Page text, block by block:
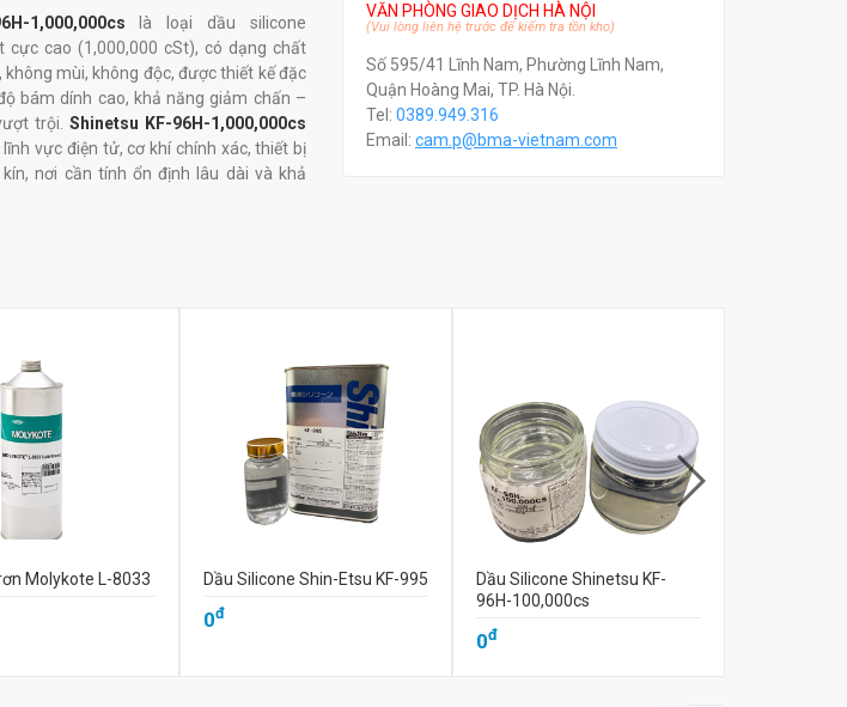
1,000,000cs là loại dầu silicone
cực cao (1,000,000 cSt), có dạng chất
mùi, không độc, được thiết kế đặc
bám dính cao, khả năng giảm chấn –
trội.Shinetsu KF-96H-1,000,000cs
vực điện tử, cơ khí chính xác, thiết bị
nơi cần tính ổn định lâu dài và khả
VĂN PHÒNG GIAO DỊCH HÀ NỘI
(Vui lòng liên hệ trước để kiểm tra tồn kho)
Số 595/41 Lĩnh Nam, Phường Lĩnh Nam,
Quận Hoàng Mai, TP. Hà Nội.
Tel: 0389.949.316
Email: cam.p@bma-vietnam.com
Molykote L-8033 Dầu Silicone Shin-Etsu KF-995
0đ
Dầu Silicone Shinetsu KF-
96H-100,000cs
0đ